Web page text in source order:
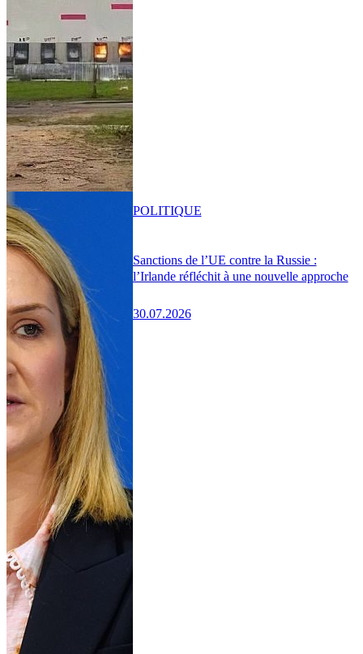
Sanctions de l’UE contre la Russie :
l’Irlande réfléchit à une nouvelle approche
30.07.2026
POLITIQUE